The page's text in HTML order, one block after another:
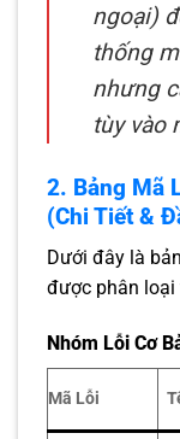
ngoại)
thống
nhưng
tùy vào
2. Bảng Mã
(Chi Tiết &
Dưới đây là
được phân loại
Nhóm Lỗi Cơ
Mã Lỗi